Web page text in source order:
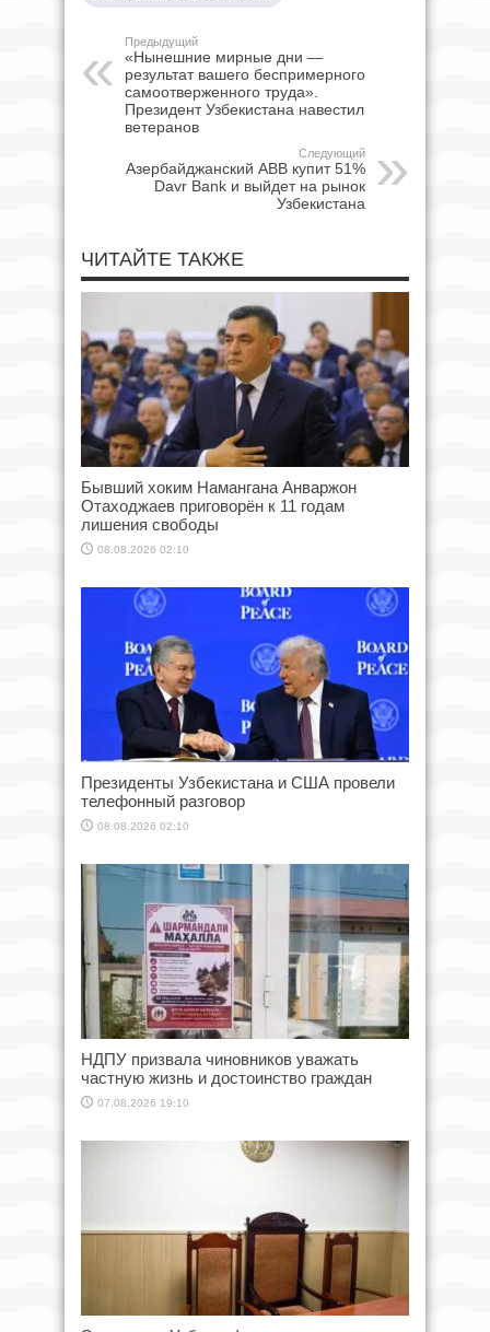
Предыдущий
«Нынешние мирные дни —
результат вашего беспримерного
самоотверженного труда».
Президент Узбекистана навестил
ветеранов
Следующий
Азербайджанский ABB купит 51%
Davr Bank и выйдет на рынок
Узбекистана
ЧИТАЙТЕ ТАКЖЕ
Бывший хоким Намангана Анваржон
Отаходжаев приговорён к 11 годам
лишения свободы
08.08.2026 02:10
Президенты Узбекистана и США провели
телефонный разговор
08.08.2026 02:10
НДПУ призвала чиновников уважать
частную жизнь и достоинство граждан
07.08.2026 19:10